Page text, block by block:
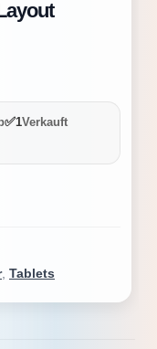
✅1Verkauft
, Tablets